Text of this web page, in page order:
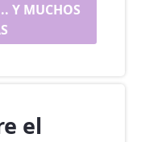
Y MUCHOS
el